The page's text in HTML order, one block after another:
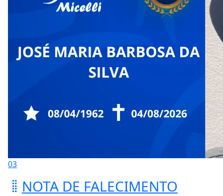
03
NOTA DE FALECIMENTO